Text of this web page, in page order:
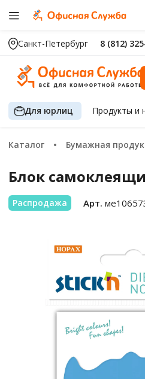
Санкт-Петербург 8 (812)
Для юрлиц Продуктыи
Каталог Бумажная продукция
Блок
Распродажа Арт.